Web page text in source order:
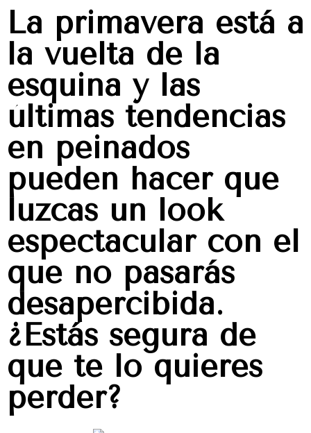
La primavera está a
la vuelta de la
esquina y las
últimas tendencias
en peinados
pueden hacer que
luzcas un look
espectacular con el
que no pasarás
desapercibida.
¿Estás segura de
que te lo quieres
perder?